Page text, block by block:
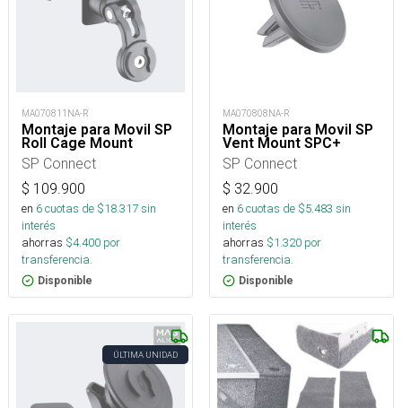
MA070811NA-R
Montaje para Movil SP
Roll Cage Mount
SP Connect
$ 109.900
en 6cuotas de $18.317sin
interés
ahorras $4.400 por
transferencia.
Disponible
MA070808NA-R
Montaje para Movil SP
Vent Mount SPC+
SP Connect
$ 32.900
en 6cuotas de $5.483 sin
interés
ahorras $1.320 por
transferencia.
Disponible
ÚLTIMA UNIDAD